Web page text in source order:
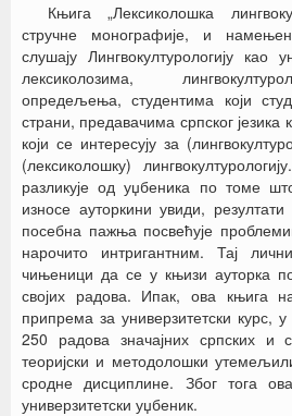
Књига „Лексиколошка
стручне монографије, и
слушају Лингвокултурологију као
лексиколозима,
опредељења, студентима који
страни, предавачима српског језика
који се интересују за
(лексиколошку)
разликује од уџбеника по томе
износе ауторкини увиди,
посебна пажња посвећује
нарочито интригантним. Тај
чињеници да се у књизи ауторка
својих радова. Ипак, ова књига
припрема за универзитетски курс,
250 радова значајних српских и
теоријски и методолошки
сродне дисциплине. Због тога
универзитетски уџбеник.